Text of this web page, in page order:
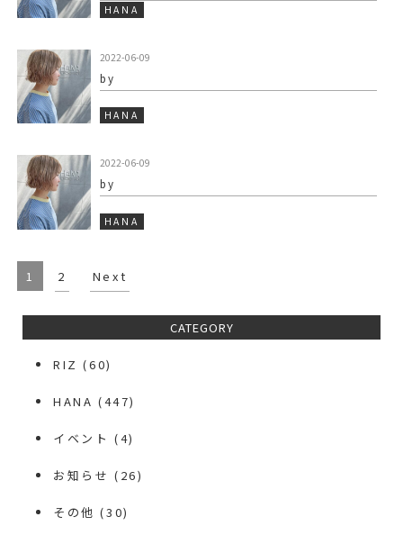
HANA
2022-06-09
by
HANA
2022-06-09
by
HANA
1 2 Next
CATEGORY
RIZ (60)
HANA (447)
イベント (4)
お知らせ (26)
その他 (30)